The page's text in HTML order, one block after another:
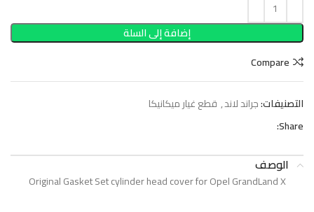
إضافة إلى السلة
Compare
التصنيفات:جراند لاند, قطع غيار ميكانيكا
Share:
الوصف
Original Gasket Set cylinder head cover for Opel GrandLand X